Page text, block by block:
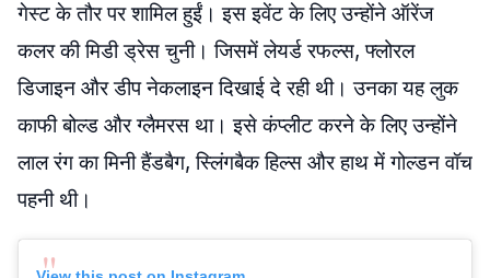
गेस्ट के तौर पर शामिल हुईं। इस इवेंट के लिए उन्होंने ऑरेंज
कलर की मिडी ड्रेस चुनी। जिसमें लेयर्ड रफल्स, फ्लोरल
डिजाइन और डीप नेकलाइन दिखाई दे रही थी। उनका यह लुक
काफी बोल्ड और ग्लैमरस था। इसे कंप्लीट करने के लिए उन्होंने
लाल रंग का मिनी हैंडबैग, स्लिंगबैक हिल्स और हाथ में गोल्डन वॉच
पहनी थी।